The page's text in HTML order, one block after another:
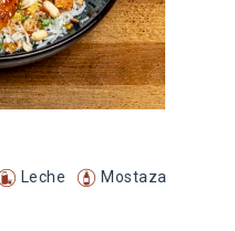
Leche
Mostaza